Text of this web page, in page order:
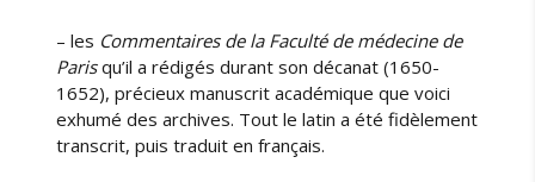
n
e
d
e
P
– les Commentaires de la Faculté de médecine de
Parisqu’il a rédigés durant son décanat (1650-
1652), précieux manuscrit académique que voici
exhumé des archives. Tout le latin a été fidèlement
transcrit, puis traduit en français.